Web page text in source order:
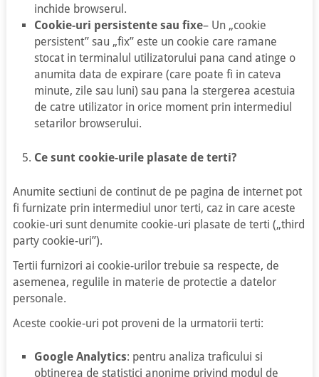
inchide browserul.
Cookie-uri persistente sau fixe– Un „cookie
persistent” sau „fix” este un cookie care ramane
stocat in terminalul utilizatorului pana cand atinge o
anumita data de expirare (care poate fi in cateva
minute, zile sau luni) sau pana la stergerea acestuia
de catre utilizator in orice moment prin intermediul
setarilor browserului.
Ce sunt cookie-urile plasate de terti?
Anumite sectiuni de continut de pe pagina de internet pot
fi furnizate prin intermediul unor terti, caz in care aceste
cookie-uri sunt denumite cookie-uri plasate de terti („third
party cookie-uri”).
Tertii furnizori ai cookie-urilor trebuie sa respecte, de
asemenea, regulile in materie de protectie a datelor
personale.
Aceste cookie-uri pot proveni de la urmatorii terti:
Google Analytics: pentru analiza traficului si
obtinerea de statistici anonime privind modul de